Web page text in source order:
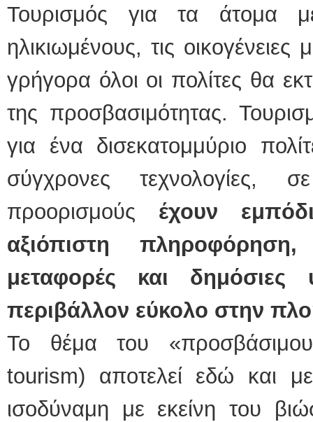
Τουρισμός για τα άτομα
ηλικιωμένους, τις
γρήγορα όλοι οι πολίτες θα
της προσβασιμότητας.
για ένα δισεκατομμύριο
σύγχρονες τεχνολογίες,
προορισμούς έχουν
αξιόπιστη πληροφόρηση,
μεταφορές και
περιβάλλον εύκολο στην
Το θέμα του
tourism) αποτελεί εδώ και
ισοδύναμη με εκείνη του